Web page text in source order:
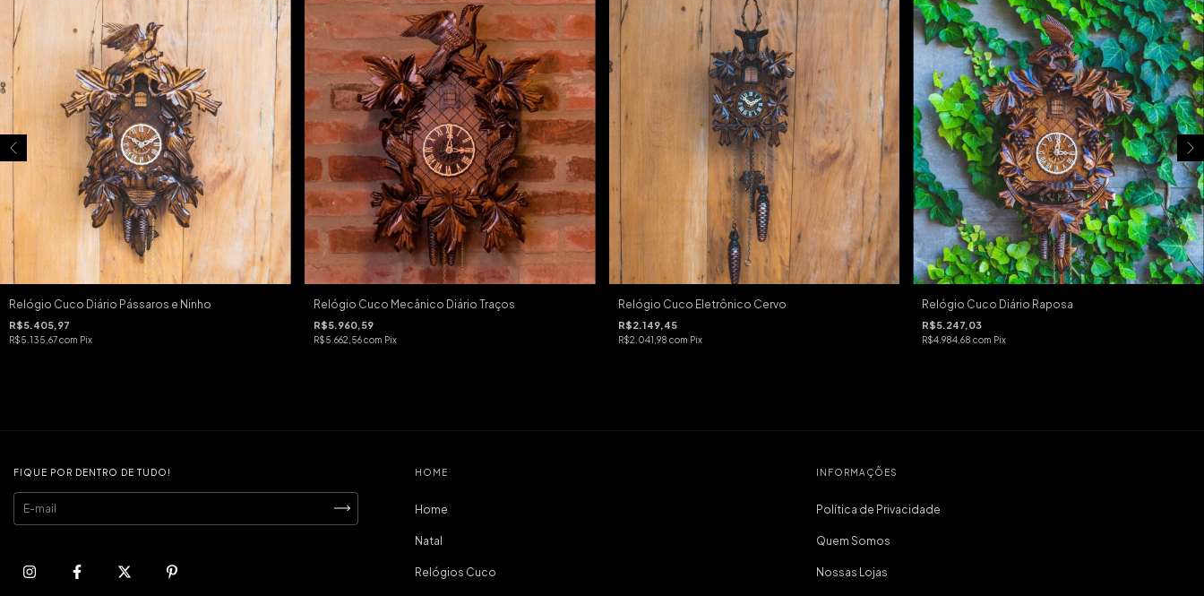
Relógio Cuco Diário Pássaros e Ninho
R$5.405,97
R$5.135,67com Pix
Relógio Cuco Mecânico Diário Traços
R$5.960,59
R$5.662,56com Pix
Relógio Cuco Eletrônico Cervo
R$2.149,45
R$2.041,98 com Pix
Relógio Cuco Diário Raposa
R$5.247,03
R$4.984,68com Pix
FIQUE POR DENTRO DE TUDO! HOME
Home
Natal
Relógios Cuco
INFORMAÇÕES
Política de Privacidade
Quem Somos
Nossas Lojas